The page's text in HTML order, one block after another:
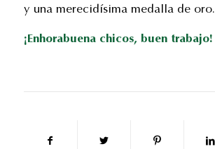
y una merecidísima medalla de oro.
¡Enhorabuena chicos, buen trabajo!